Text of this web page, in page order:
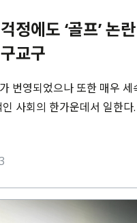
정에도 ‘골프’ 논
교구
번영되었으나 또한 매우 세
사회의 한가운데서 일한다
이라는 세속적 기준을 따르는